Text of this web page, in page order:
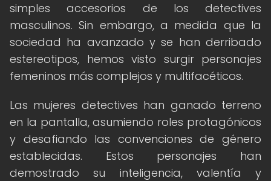
simples accesorios de los detectives
masculinos. Sin embargo, a medida que la
sociedad ha avanzado y se han derribado
estereotipos, hemos visto surgir personajes
femeninos más complejos y multifacéticos.
Las mujeres detectives han ganado terreno
en la pantalla, asumiendo roles protagónicos
y desafiando las convenciones de género
establecidas. Estos personajes han
demostrado su inteligencia, valentía y